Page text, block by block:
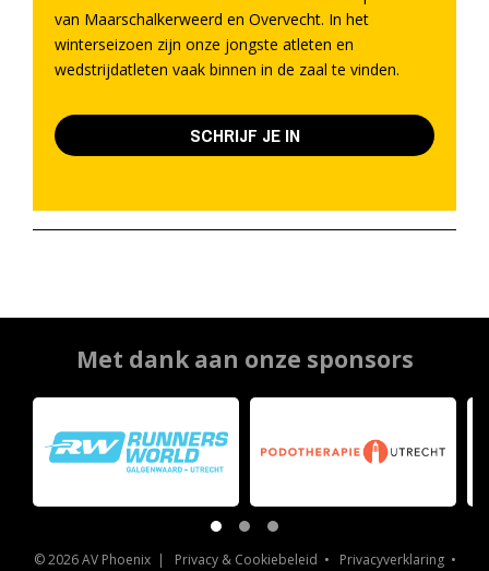
van Maarschalkerweerd en Overvecht. In het
winterseizoen zijn onze jongste atleten en
wedstrijdatleten vaak binnen in de zaal te vinden.
SCHRIJF JE IN
Met dank aan onze sponsors
© 2026 AV Phoenix | Privacy & Cookiebeleid • Privacyverklaring•